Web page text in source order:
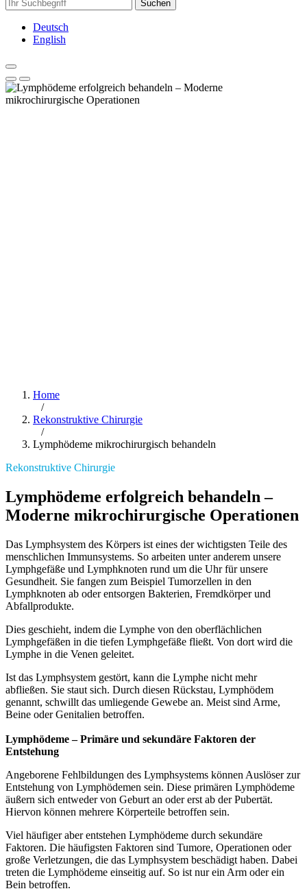
Suchen
Deutsch
English
Home
/
Rekonstruktive Chirurgie
/
Lymphödeme mikrochirurgisch behandeln
Rekonstruktive Chirurgie
Lymphödeme erfolgreich behandeln –
Moderne mikrochirurgische Operationen
Das Lymphsystem des Körpers ist eines der wichtigsten Teile des
menschlichen Immunsystems. So arbeiten unter anderem unsere
Lymphgefäße und Lymphknoten rund um die Uhr für unsere
Gesundheit. Sie fangen zum Beispiel Tumorzellen in den
Lymphknoten ab oder entsorgen Bakterien, Fremdkörper und
Abfallprodukte.
Dies geschieht, indem die Lymphe von den oberflächlichen
Lymphgefäßen in die tiefen Lymphgefäße fließt. Von dort wird die
Lymphe in die Venen geleitet.
Ist das Lymphsystem gestört, kann die Lymphe nicht mehr
abfließen. Sie staut sich. Durch diesen Rückstau, Lymphödem
genannt, schwillt das umliegende Gewebe an. Meist sind Arme,
Beine oder Genitalien betroffen.
Lymphödeme – Primäre und sekundäre Faktoren der
Entstehung
Angeborene Fehlbildungen des Lymphsystems können Auslöser zur
Entstehung von Lymphödemen sein. Diese primären Lymphödeme
äußern sich entweder von Geburt an oder erst ab der Pubertät.
Hiervon können mehrere Körperteile betroffen sein.
Viel häufiger aber entstehen Lymphödeme durch sekundäre
Faktoren. Die häufigsten Faktoren sind Tumore, Operationen oder
große Verletzungen, die das Lymphsystem beschädigt haben. Dabei
treten die Lymphödeme einseitig auf. So ist nur ein Arm oder ein
Bein betroffen.